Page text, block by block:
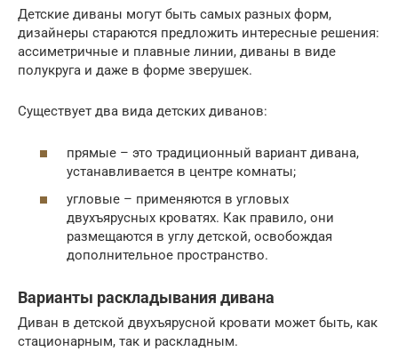
Детские диваны могут быть самых разных форм,
дизайнеры стараются предложить интересные решения:
ассиметричные и плавные линии, диваны в виде
полукруга и даже в форме зверушек.
Существует два вида детских диванов:
прямые – это традиционный вариант дивана,
устанавливается в центре комнаты;
угловые – применяются в угловых
двухъярусных кроватях. Как правило, они
размещаются в углу детской, освобождая
дополнительное пространство.
Варианты раскладывания дивана
Диван в детской двухъярусной кровати может быть, как
стационарным, так и раскладным.